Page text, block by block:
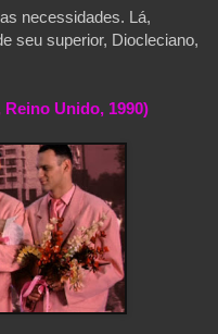
necessidades. Lá,
seu superior, Diocleciano,
Unido, 1990)